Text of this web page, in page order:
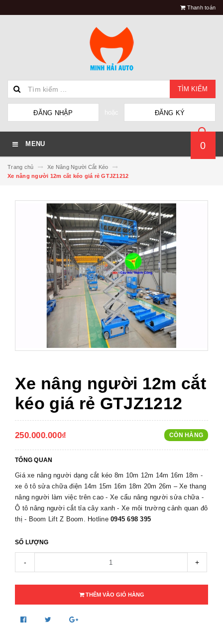
Thanh toán
TÌM KIẾM
ĐĂNG NHẬP hoặc ĐĂNG KÝ
MENU 0
Trang chủ
Xe Nâng Người Cắt Kéo
Xe nâng người 12m cắt kéo giá rẻ GTJZ1212
Xe nâng người 12m cắt
kéo giá rẻ GTJZ1212
250.000.000₫ CÒN HÀNG
TỔNG QUAN
Giá xe nâng người dạng cắt kéo 8m 10m 12m 14m 16m 18m -
xe ô tô sửa chữa điện 14m 15m 16m 18m 20m 26m – Xe thang
nâng người làm việc trên cao - Xe cẩu nâng người sửa chữa -
Ô tô nâng người cắt tỉa cây xanh - Xe môi trường cảnh quan đô
thị - Boom Lift Z Boom. Hotline0945 698 395
SỐ LƯỢNG
- +
THÊM VÀO GIỎ HÀNG